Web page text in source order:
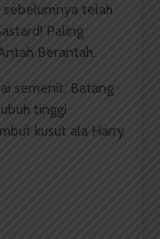
sebelumnya telah
Paling
Berantah.
semenit. Batang
tinggi
kusut ala Harry